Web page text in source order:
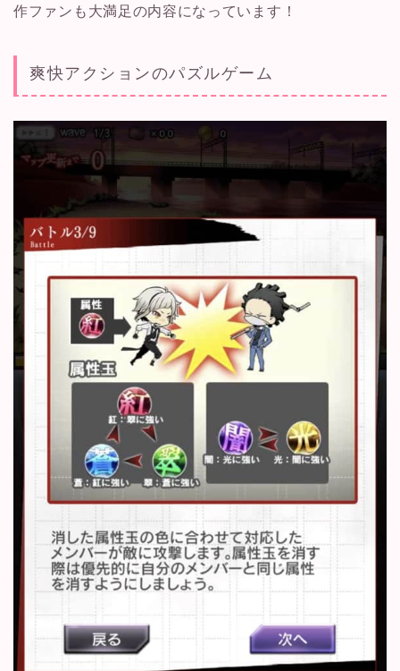
作ファンも大満足の内容になっています！
爽快アクションのパズルゲーム